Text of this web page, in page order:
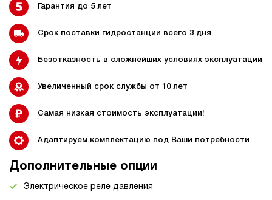
Гарантия до 5 лет
Срок поставки гидростанции всего 3 дня
Безотказность в сложнейших условиях эксплуатации
Увеличенный срок службы от 10 лет
Самая низкая стоимость эксплуатации!
Адаптируем комплектацию под Ваши потребности
Дополнительные опции
Электрическое реле давления